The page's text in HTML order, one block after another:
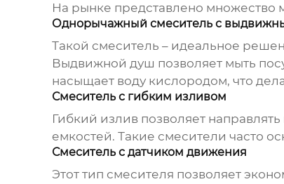
На рынке представлено множество
Однорычажный смеситель с
Такой смеситель – идеальное
Выдвижной душ позволяет мыть
насыщает воду кислородом, что
Смеситель с гибким изливом
Гибкий излив позволяет
емкостей. Такие смесители часто
Смеситель с датчиком движения
Этот тип смесителя позволяет